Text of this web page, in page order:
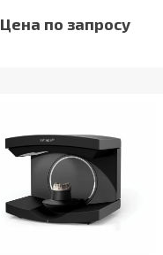
Цена по запросу